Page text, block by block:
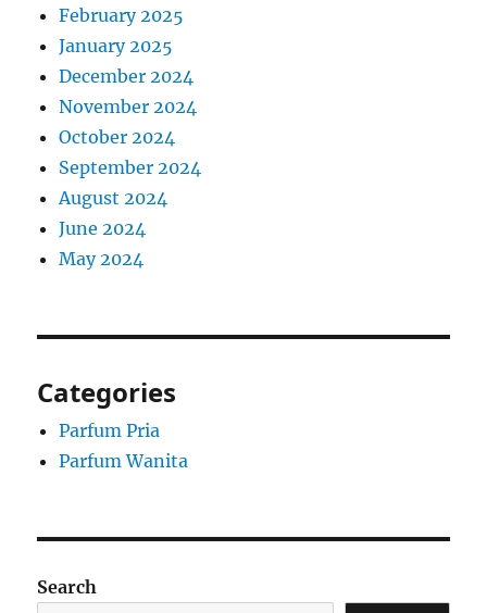
February 2025
January 2025
December 2024
November 2024
October 2024
September 2024
August 2024
June 2024
May 2024
Categories
Parfum Pria
Parfum Wanita
Search